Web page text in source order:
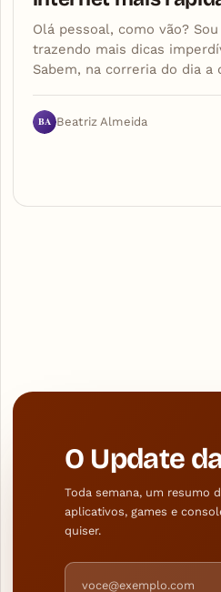
Olá pessoal, como vão?
trazendo mais dicas
Sabem, na correria do dia
BA Beatriz Almeida
O Update
Toda semana, um resumo
aplicativos, games e
quiser.
Endereço de e-mail